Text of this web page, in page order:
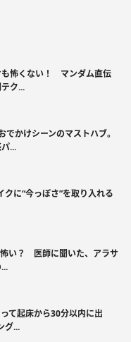
も怖くない！ マンダム直伝
ク...
でかけシーンのマストハブ。
...
クに“今っぽさ”を取り入れる
い？ 医師に聞いた、アラサ
て起床から30分以内に出
グ...